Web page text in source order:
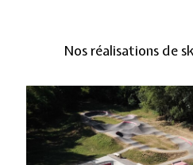
Nos réalisations de